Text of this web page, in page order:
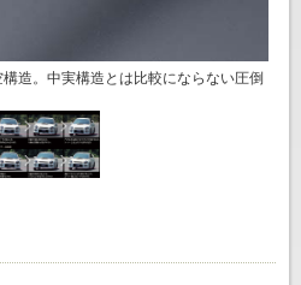
造。中実構造とは比較にならない圧倒